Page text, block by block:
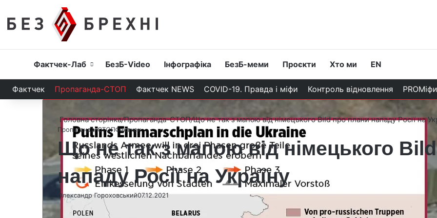
Головна
Фактчек-Лаб БезБ-Video Інфографіка БезБ-меми Проєкти Хто ми EN
Фактчек Пропаганда-СТОП Фактчек NEWS COVID-19. Правда і міфи Контроль відновлення PROМіфи
Головна сторінка/Пропаганда-СТОП/Що не так з мапою від німецького Bild про плани нападу Росії на
Пропаганда-СТОПФактчек
Що не так з мапою від німецького
нападу Росії на Україну
Олександр Гороховський07.12.2021